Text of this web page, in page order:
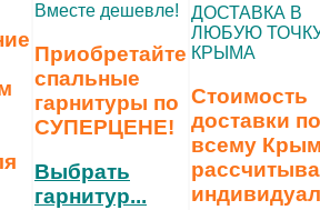
Вместе дешевле!
Приобретайте
спальные
гарнитуры по
СУПЕРЦЕНЕ!
Выбрать
гарнитур...
ДОСТАВКА В
ЛЮБУЮ
КРЫМА
Стоимость
доставки по
всему